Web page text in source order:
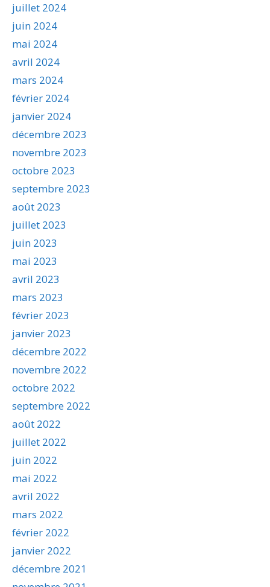
juillet 2024
juin 2024
mai 2024
avril 2024
mars 2024
février 2024
janvier 2024
décembre 2023
novembre 2023
octobre 2023
septembre 2023
août 2023
juillet 2023
juin 2023
mai 2023
avril 2023
mars 2023
février 2023
janvier 2023
décembre 2022
novembre 2022
octobre 2022
septembre 2022
août 2022
juillet 2022
juin 2022
mai 2022
avril 2022
mars 2022
février 2022
janvier 2022
décembre 2021